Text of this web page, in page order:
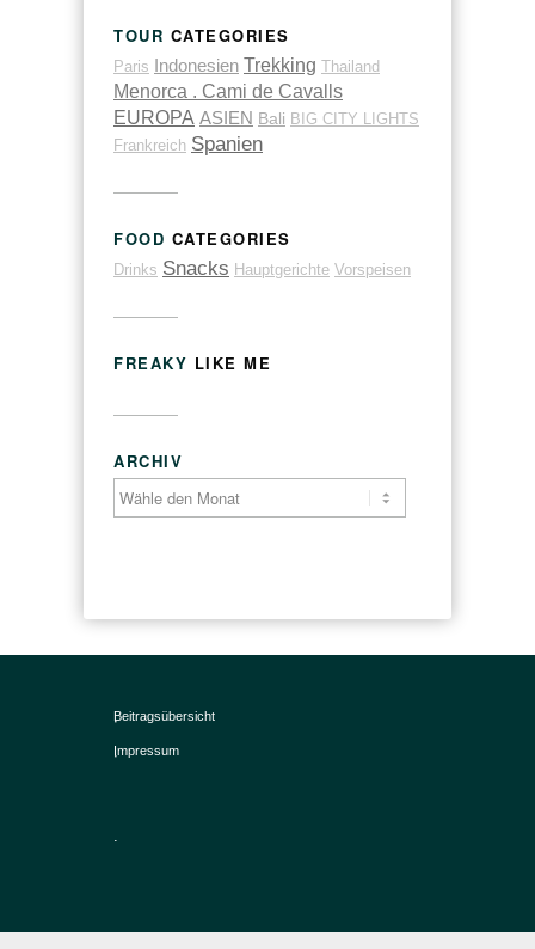
TOUR CATEGORIES
Paris Indonesien Trekking Thailand
Menorca . Cami de Cavalls
EUROPA ASIEN Bali BIG CITY LIGHTS
Frankreich Spanien
FOOD CATEGORIES
Drinks Snacks Hauptgerichte Vorspeisen
FREAKY LIKE ME
ARCHIV
Beitragsübersicht
Impressum
.